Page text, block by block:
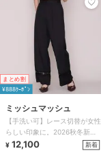
まとめ割
¥888ｸｰﾎﾟﾝ
ミッシュマッシュ
【手洗い可】レース切替が女性
らしい印象に。2026秋冬新作
レース切替タックパンツ
¥ 12,100 新着